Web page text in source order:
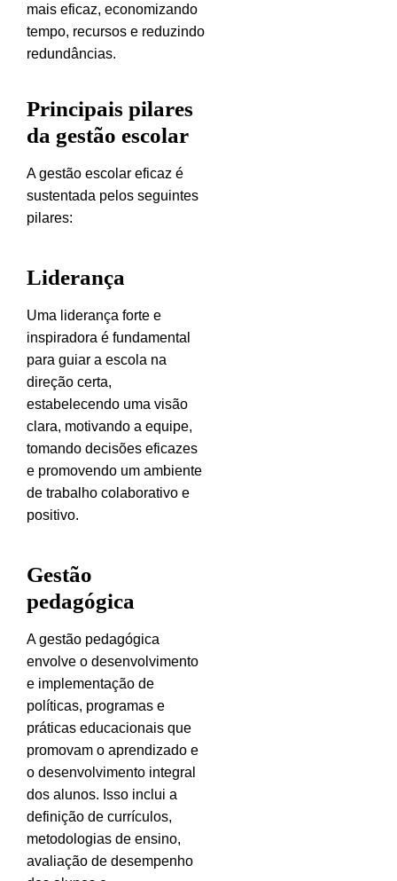
mais eficaz, economizando
tempo, recursos e reduzindo
redundâncias.
Principais pilares
da gestão escolar
A gestão escolar eficaz é
sustentada pelos seguintes
pilares:
Liderança
Uma liderança forte e
inspiradora é fundamental
para guiar a escola na
direção certa,
estabelecendo uma visão
clara, motivando a equipe,
tomando decisões eficazes
e promovendo um ambiente
de trabalho colaborativo e
positivo.
Gestão
pedagógica
A gestão pedagógica
envolve o desenvolvimento
e implementação de
políticas, programas e
práticas educacionais que
promovam o aprendizado e
o desenvolvimento integral
dos alunos. Isso inclui a
definição de currículos,
metodologias de ensino,
avaliação de desempenho